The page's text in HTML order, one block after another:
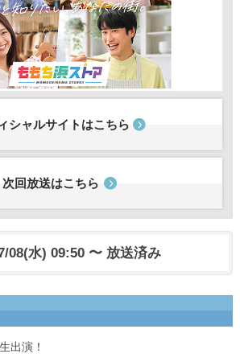
シャルサイトはこちら
次回放送はこちら
08(水) 09:50 〜 放送済み
出演！